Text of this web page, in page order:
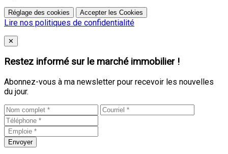
Réglage des cookies Accepter les Cookies
Lire nos politiques de confidentialité
Close
✕
Restez informé sur le marché immobilier !
Abonnez-vous à ma newsletter pour recevoir les nouvelles
du jour.
Envoyer